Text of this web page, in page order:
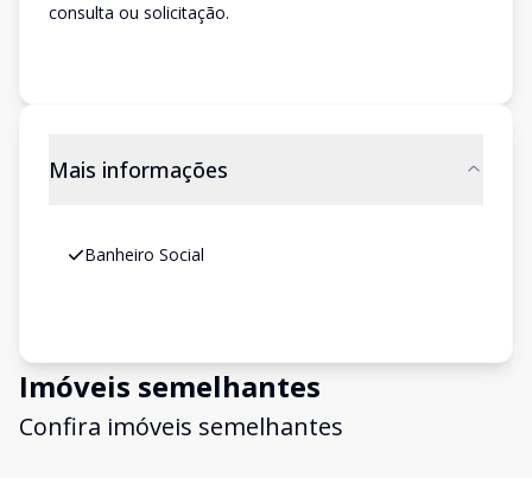
consulta ou solicitação.
Mais informações
Banheiro Social
Imóveis semelhantes
Confira imóveis semelhantes